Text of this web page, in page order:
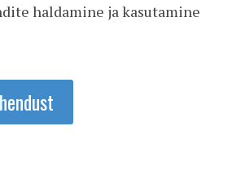
haldamine ja kasutamine